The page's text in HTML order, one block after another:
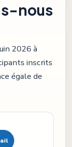
nous
2026 à
inscrits
égale de